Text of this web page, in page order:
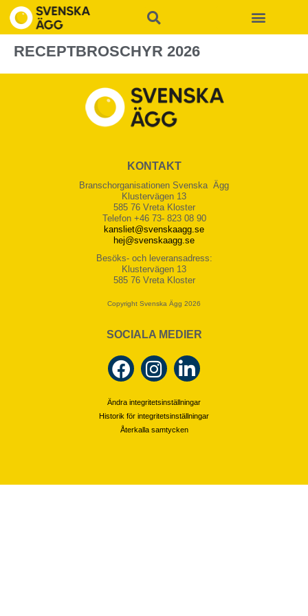
RECEPTBROSCHYR 2026
KONTAKT
Branschorganisationen Svenska Ägg
Klustervägen 13
585 76 Vreta Kloster
Telefon +46 73- 823 08 90
kansliet@svenskaagg.se
hej@svenskaagg.se
Besöks- och leveransadress:
Klustervägen 13
585 76 Vreta Kloster
Copyright Svenska Ägg 2026
SOCIALA MEDIER
Ändra integritetsinställningar
Historik för integritetsinställningar
Återkalla samtycken